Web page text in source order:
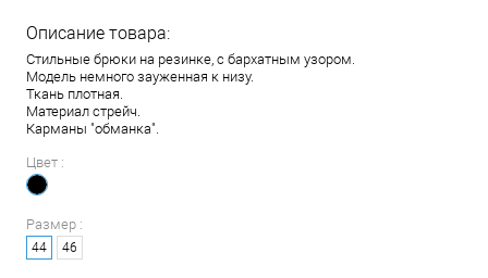
Описание товара:
Стильные брюки на резинке, с бархатным узором.
Модель немного зауженная к низу.
Ткань плотная.
Материал стрейч.
Карманы "обманка".
Цвет :
Размер :
44 46